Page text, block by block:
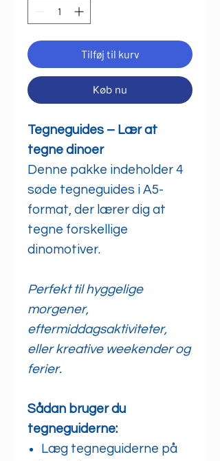
Tilføj til kurv
Køb nu
Tegneguides – Lær at
tegne dinoer
Denne pakke indeholder 4
søde tegneguides i A5-
format, der lærer dig at
tegne forskellige
dinomotiver.
Perfekt til hyggelige
morgener,
eftermiddagsaktiviteter,
eller kreative weekender og
ferier.
Sådan bruger du
tegneguiderne:
Læg tegneguiderne på